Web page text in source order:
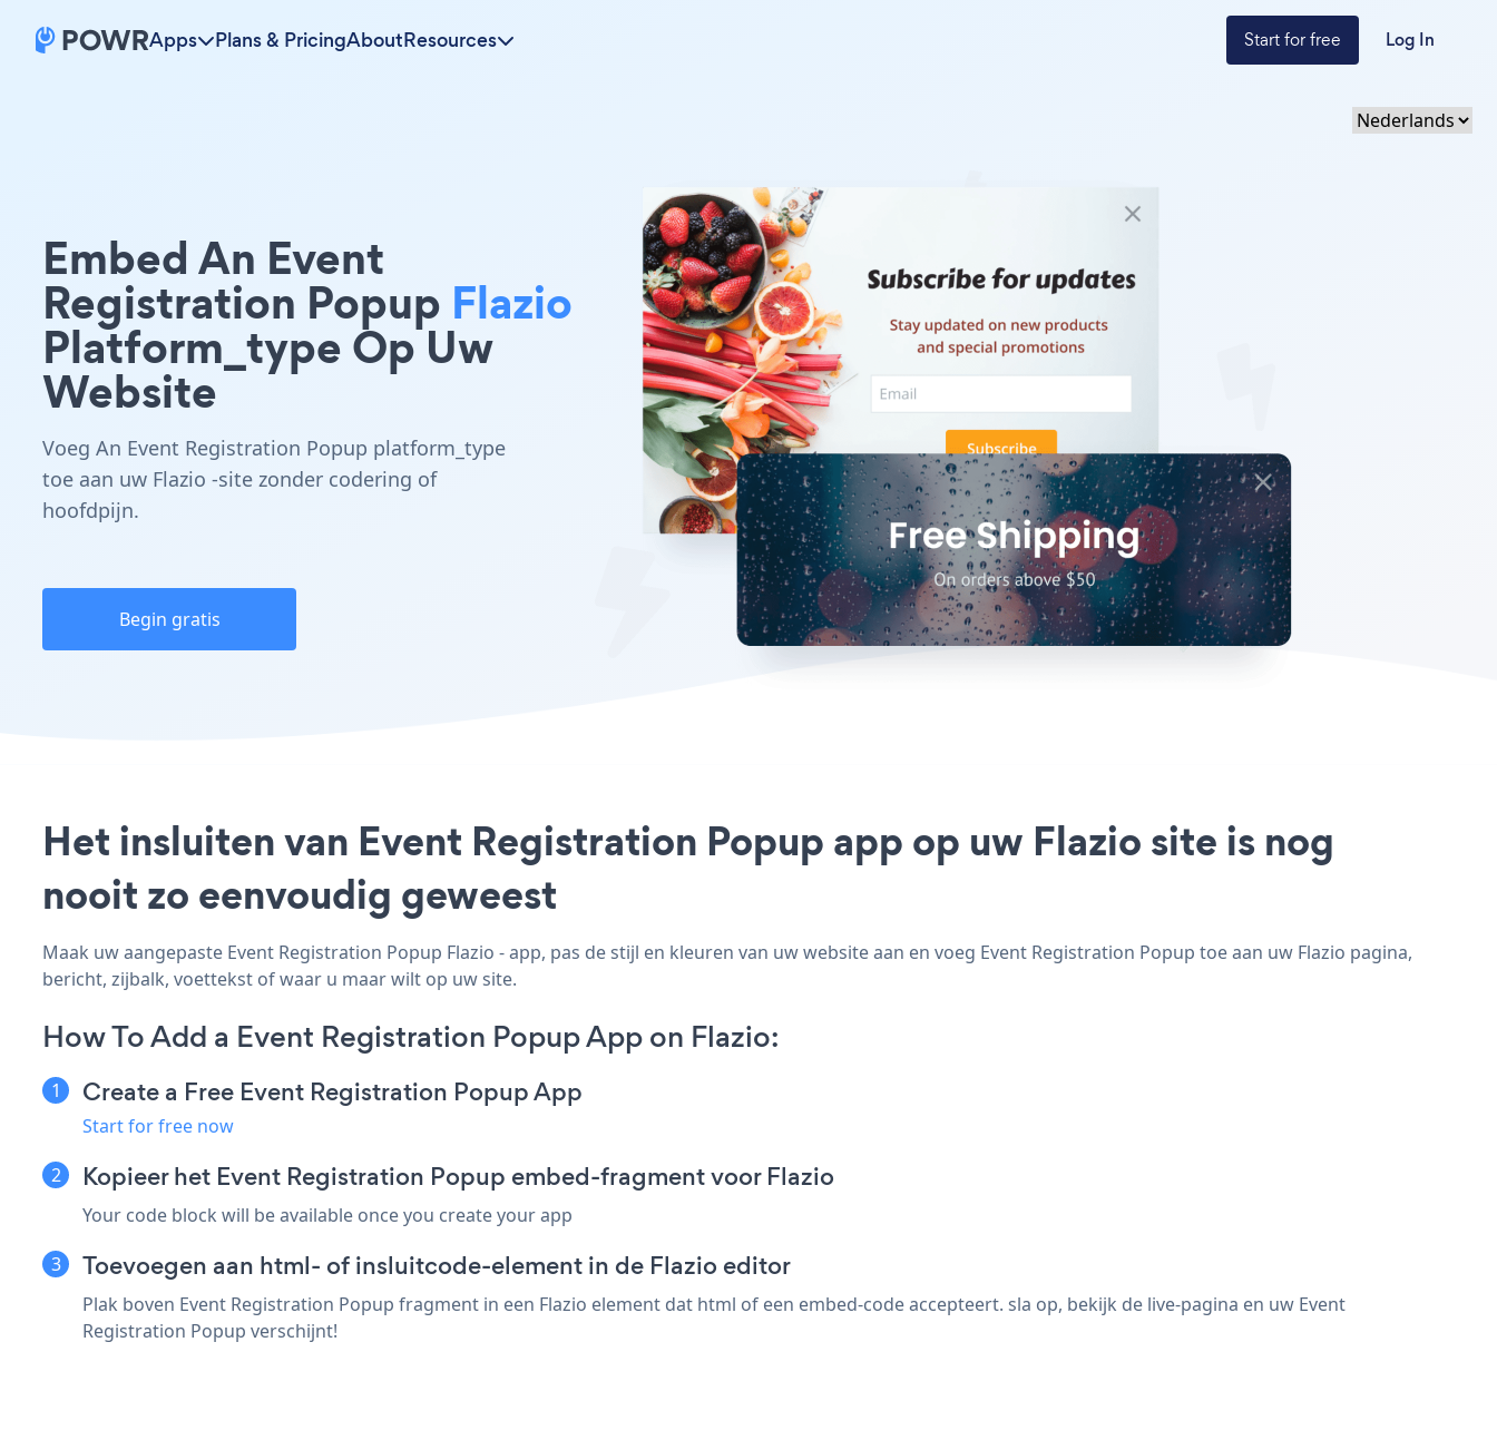
Apps Plans & PricingAboutResources Start for free Log In
Embed An Event
Registration Popup Flazio
Platform_type Op Uw
Website
Voeg An Event Registration Popup platform_type
toe aan uw Flazio -site zonder codering of
hoofdpijn.
Begin gratis
Het insluiten van Event Registration Popup app op uw Flazio site is nog
nooit zo eenvoudig geweest
Maak uw aangepaste Event Registration Popup Flazio - app, pas de stijl en kleuren van uw website aan en voeg Event Registration Popup toe aan uw Flazio pagina,
bericht, zijbalk, voettekst of waar u maar wilt op uw site.
How To Add a Event Registration Popup App on Flazio:
Create a Free Event Registration Popup App
Start for free now
Kopieer het Event Registration Popup embed-fragment voor Flazio
Your code block will be available once you create your app
Toevoegen aan html- of insluitcode-element in de Flazio editor
Plak boven Event Registration Popup fragment in een Flazio element dat html of een embed-code accepteert. sla op, bekijk de live-pagina en uw Event
Registration Popup verschijnt!